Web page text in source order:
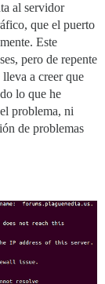
al servidor
que el puerto
Este
pero de repente
a creer que
lo que he
problema, ni
de problemas